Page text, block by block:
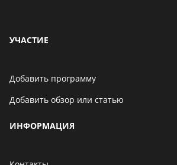
УЧАСТИЕ
Добавить программу
Добавить обзор или статью
ИНФОРМАЦИЯ